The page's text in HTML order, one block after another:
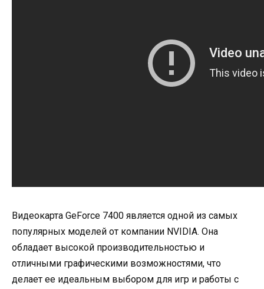
Видеокарта GeForce 7400 является одной из самых
популярных моделей от компании NVIDIA. Она
обладает высокой производительностью и
отличными графическими возможностями, что
делает ее идеальным выбором для игр и работы с